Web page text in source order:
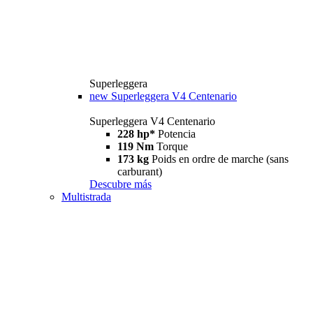
Superleggera
new Superleggera V4 Centenario
Superleggera V4 Centenario
228 hp* Potencia
119 Nm Torque
173 kg Poids en ordre de marche (sans
carburant)
Descubre más
Multistrada